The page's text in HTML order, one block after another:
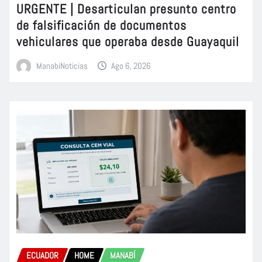
URGENTE | Desarticulan presunto centro
de falsificación de documentos
vehiculares que operaba desde Guayaquil
ManabiNoticias Ago 6, 2026
ECUADOR HOME MANABÍ